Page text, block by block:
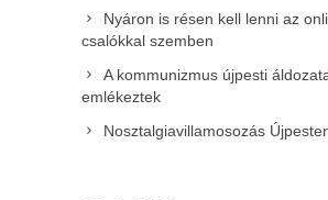
Nyáron is résen kell lenni az
csalókkal szemben
A kommunizmus újpesti
emlékeztek
Nosztalgiavillamosozás